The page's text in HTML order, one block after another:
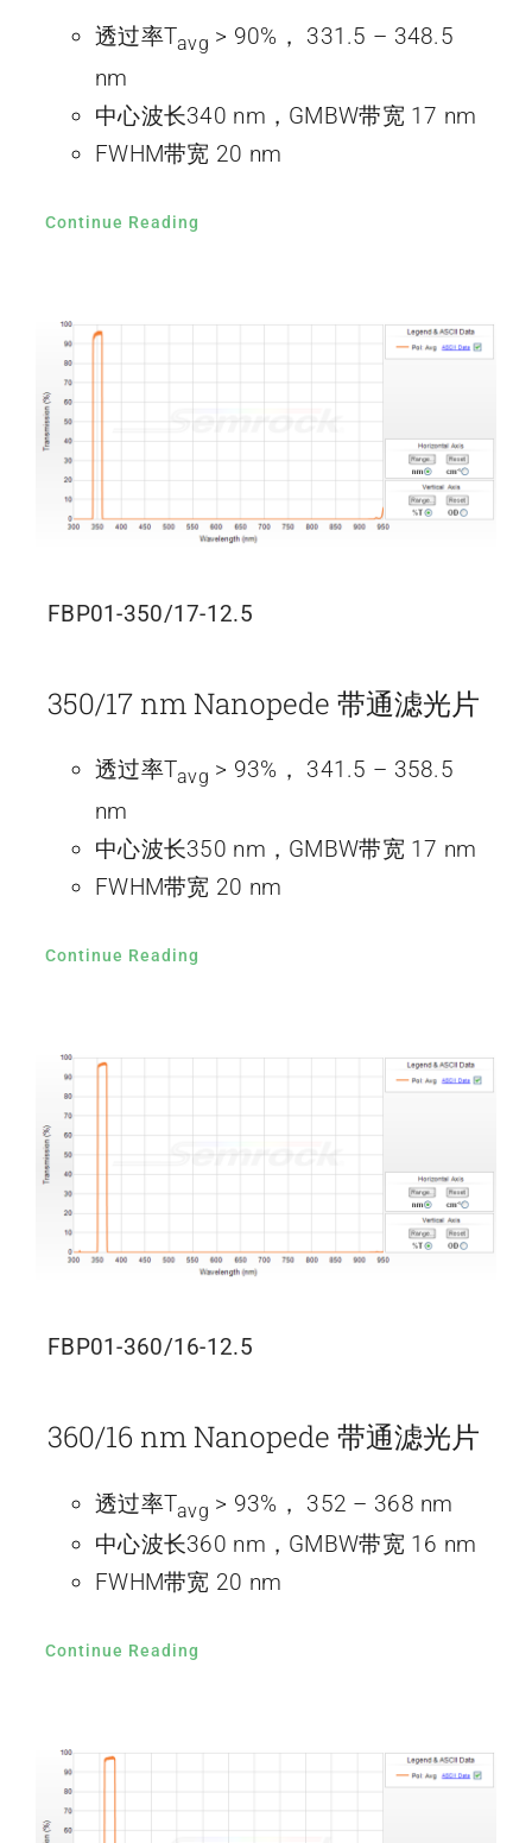
透过率Tavg > 90%， 331.5 – 348.5
nm
中心波长340 nm，GMBW带宽 17 nm
FWHM带宽 20 nm
Continue Reading
FBP01-350/17-12.5
350/17 nm Nanopede 带通滤光片
透过率Tavg > 93%， 341.5 – 358.5
nm
中心波长350 nm，GMBW带宽 17 nm
FWHM带宽 20 nm
Continue Reading
FBP01-360/16-12.5
360/16 nm Nanopede 带通滤光片
透过率Tavg > 93%， 352 – 368 nm
中心波长360 nm，GMBW带宽 16 nm
FWHM带宽 20 nm
Continue Reading